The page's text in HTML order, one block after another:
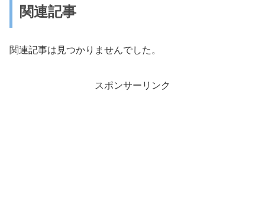
関連記事
関連記事は見つかりませんでした。
スポンサーリンク